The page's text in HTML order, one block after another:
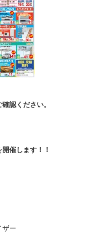
認ください。
催します！！
ザー